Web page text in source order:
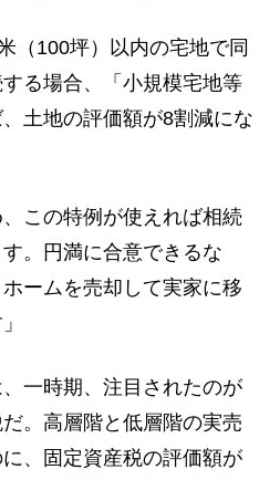
（100坪）以内の宅地で同
る場合、「小規模宅地等
土地の評価額が8割減にな
、この特例が使えれば相続
。円満に合意できるな
ームを売却して実家に移
一時期、注目されたのが
。高層階と低層階の実売
、固定資産税の評価額が